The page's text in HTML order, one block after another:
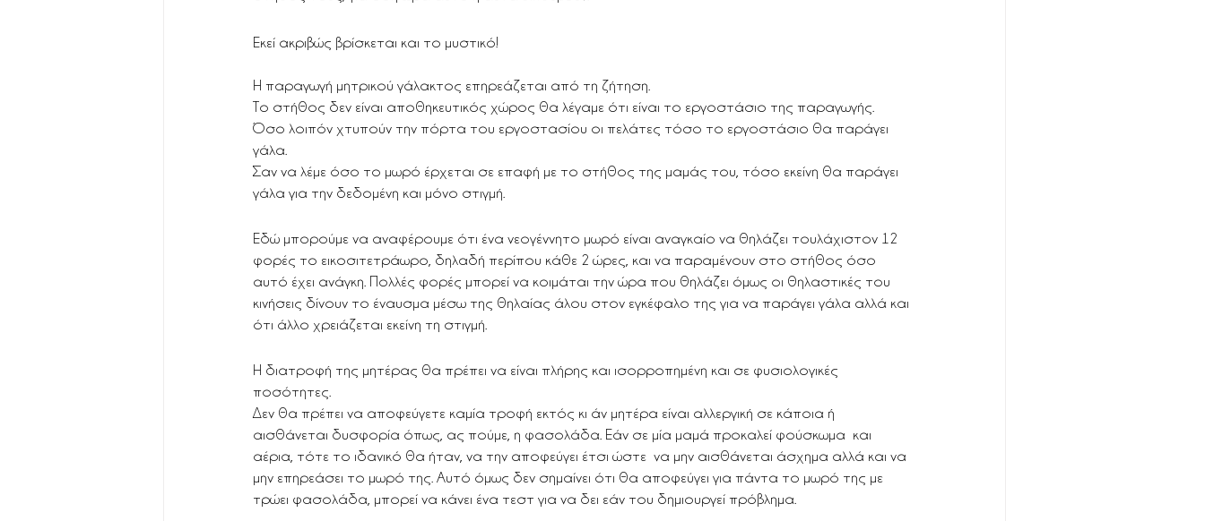
Εκεί ακριβώς βρίσκεται και το μυστικό!
Η παραγωγή μητρικού γάλακτος επηρεάζεται από τη ζήτηση.
Το στήθος δεν είναι αποθηκευτικός χώρος θα λέγαμε ότι είναι το εργοστάσιο της παραγωγής.
Όσο λοιπόν χτυπούν την πόρτα του εργοστασίου οι πελάτες τόσο το εργοστάσιο θα παράγει
γάλα.
Σαν να λέμε όσο το μωρό έρχεται σε επαφή με το στήθος της μαμάς του, τόσο εκείνη θα παράγει
γάλα για την δεδομένη και μόνο στιγμή.
Εδώ μπορούμε να αναφέρουμε ότι ένα νεογέννητο μωρό είναι αναγκαίο να θηλάζει τουλάχιστον 12
φορές το εικοσιτετράωρο, δηλαδή περίπου κάθε 2 ώρες, και να παραμένουν στο στήθος όσο
αυτό έχει ανάγκη. Πολλές φορές μπορεί να κοιμάται την ώρα που θηλάζει όμως οι θηλαστικές του
κινήσεις δίνουν το έναυσμα μέσω της θηλαίας άλου στον εγκέφαλο της για να παράγει γάλα αλλά και
ότι άλλο χρειάζεται εκείνη τη στιγμή.
Η διατροφή της μητέρας θα πρέπει να είναι πλήρης και ισορροπημένη και σε φυσιολογικές
ποσότητες.
Δεν θα πρέπει να αποφεύγετε καμία τροφή εκτός κι άν μητέρα είναι αλλεργική σε κάποια ή
αισθάνεται δυσφορία όπως, ας πούμε, η φασολάδα. Εάν σε μία μαμά προκαλεί φούσκωμα  και
αέρια, τότε το ιδανικό θα ήταν, να την αποφεύγει έτσι ώστε  να μην αισθάνεται άσχημα αλλά και να
μην επηρεάσει το μωρό της. Αυτό όμως δεν σημαίνει ότι θα αποφεύγει για πάντα το μωρό της με
τρώει φασολάδα, μπορεί να κάνει ένα τεστ για να δει εάν του δημιουργεί πρόβλημα.